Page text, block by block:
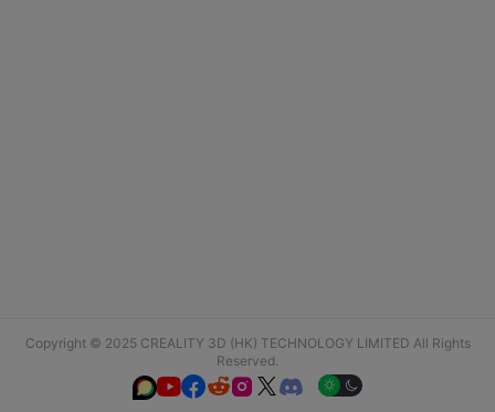
Copyright © 2025 CREALITY 3D (HK) TECHNOLOGY LIMITED All Rights
Reserved.
  